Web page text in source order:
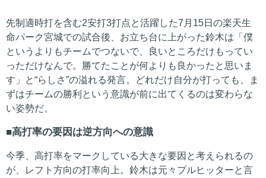
先制適時打を含む2安打3打点と活躍した7月15日の楽天生
命パーク宮城での試合後、お立ち台に上がった鈴木は「僕
というよりもチームでつないで、良いところだけもってい
っただけなんで。勝てたことが何よりも良かったと思いま
す」と“らしさ”の溢れる発言。どれだけ自分が打っても、ま
ずはチームの勝利という意識が前に出てくるのは変わらな
い姿勢だ。
高打率の要因は逆方向への意識
今季、高打率をマークしている大きな要因と考えられるの
が、レフト方向の打率向上。鈴木は元々プルヒッターと言